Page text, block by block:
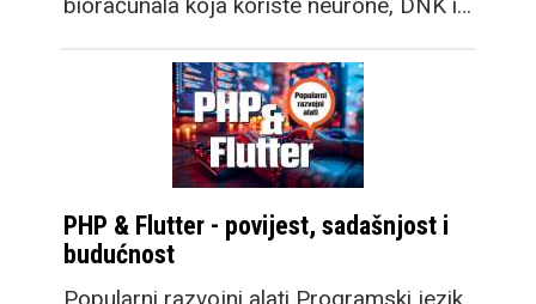
bioračunala koja koriste neurone, DNK i…
PHP & Flutter - povijest, sadašnjost i
budućnost